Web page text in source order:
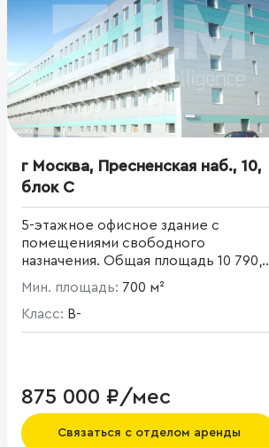
г Москва, Пресненская наб., 10,
блок С
5-этажное офисное здание с
помещениями свободного
назначения. Общая площадь 10 790,6
кв. м. Площадь этажа 2 200 кв. м. .
Высота потолков - 3,6 м.
Мин. площадь: 700 м²
Класс: B-
875 000 ₽/мес
Связаться с отделом аренды